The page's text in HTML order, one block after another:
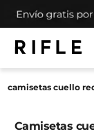
camisetas cuello
Camisetas